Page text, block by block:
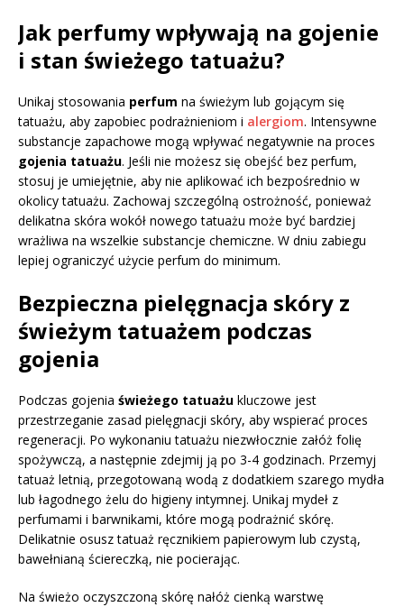
Jak perfumy wpływają na gojenie
i stan świeżego tatuażu?
Unikaj stosowania perfum na świeżym lub gojącym się
tatuażu, aby zapobiec podrażnieniom i alergiom. Intensywne
substancje zapachowe mogą wpływać negatywnie na proces
gojenia tatuażu. Jeśli nie możesz się obejść bez perfum,
stosuj je umiejętnie, aby nie aplikować ich bezpośrednio w
okolicy tatuażu. Zachowaj szczególną ostrożność, ponieważ
delikatna skóra wokół nowego tatuażu może być bardziej
wrażliwa na wszelkie substancje chemiczne. W dniu zabiegu
lepiej ograniczyć użycie perfum do minimum.
Bezpieczna pielęgnacja skóry z
świeżym tatuażem podczas
gojenia
Podczas gojenia świeżego tatuażu kluczowe jest
przestrzeganie zasad pielęgnacji skóry, aby wspierać proces
regeneracji. Po wykonaniu tatuażu niezwłocznie załóż folię
spożywczą, a następnie zdejmij ją po 3-4 godzinach. Przemyj
tatuaż letnią, przegotowaną wodą z dodatkiem szarego mydła
lub łagodnego żelu do higieny intymnej. Unikaj mydeł z
perfumami i barwnikami, które mogą podrażnić skórę.
Delikatnie osusz tatuaż ręcznikiem papierowym lub czystą,
bawełnianą ściereczką, nie pocierając.
Na świeżo oczyszczoną skórę nałóż cienką warstwę